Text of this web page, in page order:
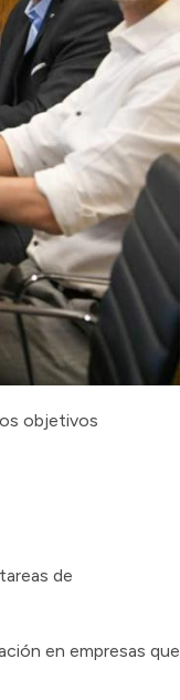
objetivos
de
en empresas que